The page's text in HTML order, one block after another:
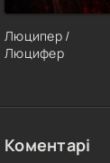
Люципер /
Люцифер
Коментарі